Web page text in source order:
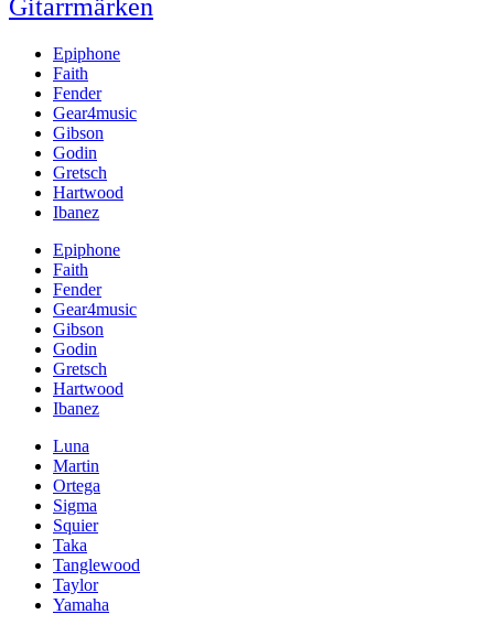
Gitarrmärken
Epiphone
Faith
Fender
Gear4music
Gibson
Godin
Gretsch
Hartwood
Ibanez
Epiphone
Faith
Fender
Gear4music
Gibson
Godin
Gretsch
Hartwood
Ibanez
Luna
Martin
Ortega
Sigma
Squier
Taka
Tanglewood
Taylor
Yamaha